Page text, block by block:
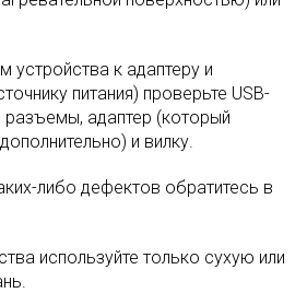
устройства к адаптеру и
питания) проверьте USB-
разъемы, адаптер (который
и вилку.
либо дефектов обратитесь в
используйте только сухую или